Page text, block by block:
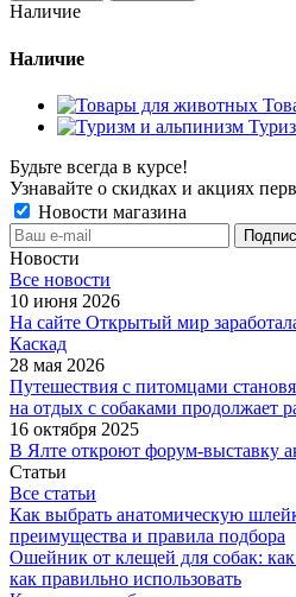
Наличие
Наличие
Будьте всегда в курсе!
Узнавайте о скидках и акциях
Новости магазина
Новости
Все новости
10 июня 2026
На сайте Открытый мир
Каскад
28 мая 2026
Путешествия с питомцами
на отдых с собаками продолжает
16 октября 2025
В Ялте откроют форум-выставку
Статьи
Все статьи
Как выбрать анатомическую
преимущества и правила подбора
Ошейник от клещей для собак: как
как правильно использовать